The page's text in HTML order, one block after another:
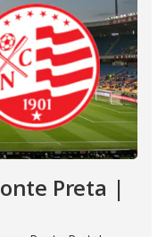
Preta |